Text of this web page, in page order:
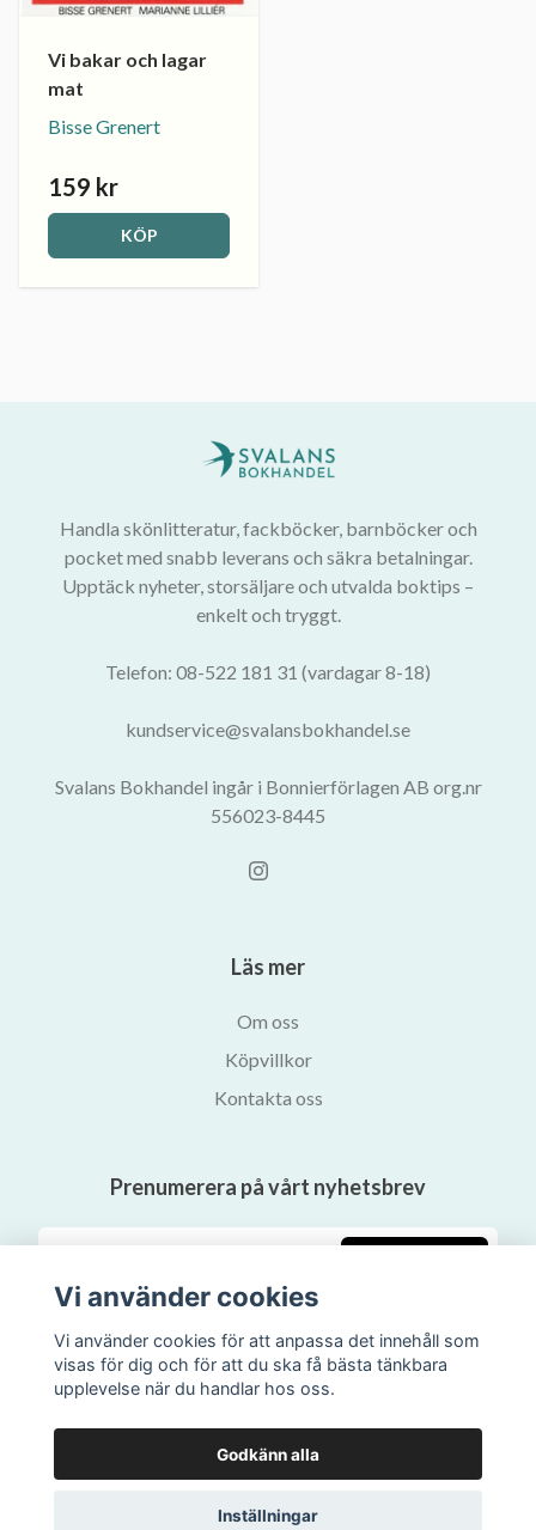
Vi bakar och lagar
mat
Bisse Grenert
159 kr
KÖP
Handla skönlitteratur, fackböcker, barnböcker och
pocket med snabb leverans och säkra betalningar.
Upptäck nyheter, storsäljare och utvalda boktips –
enkelt och tryggt.
Telefon: 08-522 181 31 (vardagar 8-18)
kundservice@svalansbokhandel.se
Svalans Bokhandel ingår i Bonnierförlagen AB org.nr
556023-8445
Läs mer
Om oss
Köpvillkor
Kontakta oss
Prenumerera på vårt nyhetsbrev
Vi använder cookies
Vi använder cookies för att anpassa det innehåll som
visas för dig och för att du ska få bästa tänkbara
upplevelse när du handlar hos oss.
Godkänn alla
Inställningar